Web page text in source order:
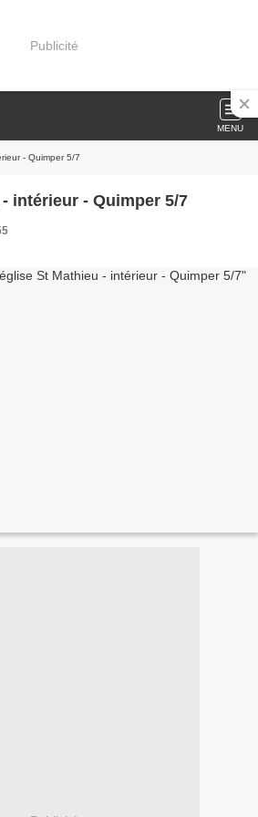
Publicité
MENU
- Quimper 5/7
intérieur - Quimper 5/7